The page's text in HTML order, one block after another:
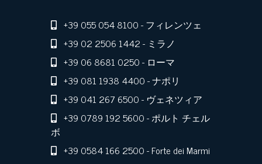
+39 055 054 8100- フィレンツェ
+39 02 2506 1442- ミラノ
+39 06 8681 0250- ローマ
+39 081 1938 4400- ナポリ
+39 041 267 6500- ヴェネツィア
+39 0789 192 5600- ポルト チェル
ボ
+39 0584 166 2500- Forte dei Marmi